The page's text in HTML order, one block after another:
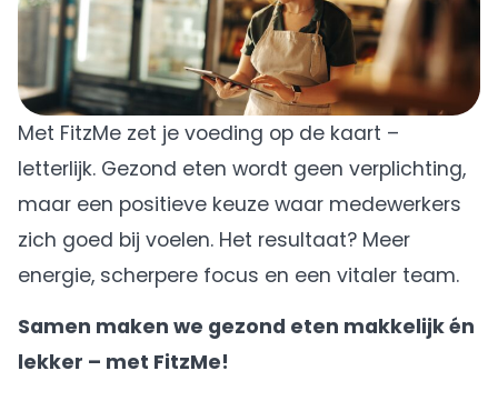
Met FitzMe zet je voeding op de kaart –
letterlijk. Gezond eten wordt geen verplichting,
maar een positieve keuze waar medewerkers
zich goed bij voelen. Het resultaat? Meer
energie, scherpere focus en een vitaler team.
Samen maken we gezond eten makkelijk én
lekker – met FitzMe!